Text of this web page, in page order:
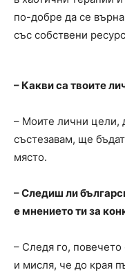
по-добре да се
със собствени
– Какви са твоите
– Моите лични цели,
състезавам, ще
място.
– Следиш ли
е мнението ти за
– Следя го,
и мисля, че до края